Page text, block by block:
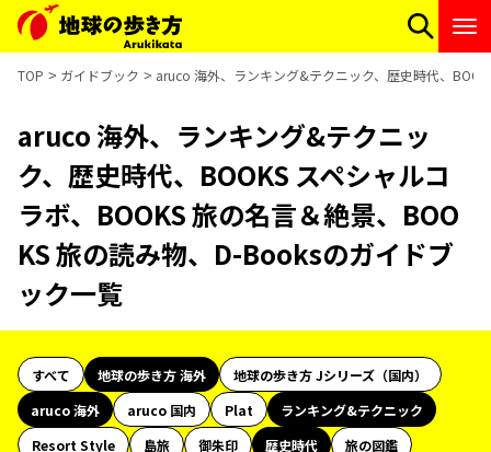
TOP ガイドブック aruco 海外、ランキング&テクニック、歴史時代、
aruco 海外、ランキング&テクニッ
ク、歴史時代、BOOKS スペシャルコ
ラボ、BOOKS 旅の名言＆絶景、BOO
KS 旅の読み物、D-Booksのガイドブ
ック一覧
すべて 地球の歩き方 海外
地球の歩き方 Jシリーズ（国内）
aruco 海外
aruco 国内 Plat
ランキング&テクニック
Resort Style
島旅 御朱印 歴史時代
旅の図鑑